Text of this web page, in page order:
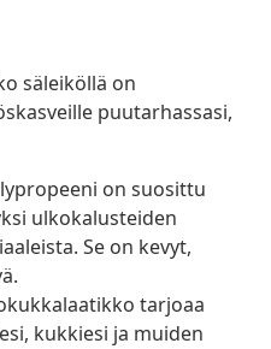
säleiköllä on
puutarhassasi,
on suosittu
ulkokalusteiden
Se on kevyt,
tarjoaa
kukkiesi ja muiden